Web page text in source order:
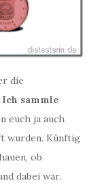
die
Ich sammle
euch ja auch
wurden. Künftig
ob
dabei war.